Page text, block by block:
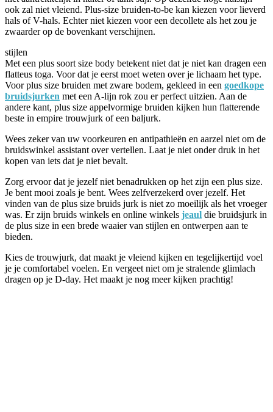
ook zal niet vleiend. Plus-size bruiden-to-be kan kiezen voor lieverd
hals of V-hals. Echter niet kiezen voor een decollete als het zou je
zwaarder op de bovenkant verschijnen.
stijlen
Met een plus soort size body betekent niet dat je niet kan dragen een
flatteus toga. Voor dat je eerst moet weten over je lichaam het type.
Voor plus size bruiden met zware bodem, gekleed in een goedkope
bruidsjurken met een A-lijn rok zou er perfect uitzien. Aan de
andere kant, plus size appelvormige bruiden kijken hun flatterende
beste in empire trouwjurk of een baljurk.
Wees zeker van uw voorkeuren en antipathieën en aarzel niet om de
bruidswinkel assistant over vertellen. Laat je niet onder druk in het
kopen van iets dat je niet bevalt.
Zorg ervoor dat je jezelf niet benadrukken op het zijn een plus size.
Je bent mooi zoals je bent. Wees zelfverzekerd over jezelf. Het
vinden van de plus size bruids jurk is niet zo moeilijk als het vroeger
was. Er zijn bruids winkels en online winkels jeaul die bruidsjurk in
de plus size in een brede waaier van stijlen en ontwerpen aan te
bieden.
Kies de trouwjurk, dat maakt je vleiend kijken en tegelijkertijd voel
je je comfortabel voelen. En vergeet niet om je stralende glimlach
dragen op je D-day. Het maakt je nog meer kijken prachtig!